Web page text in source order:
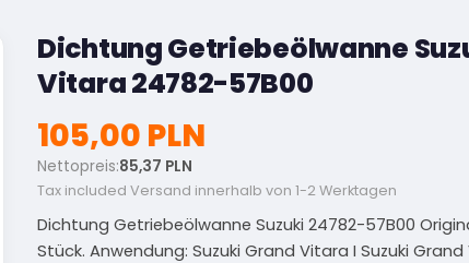
Dichtung Getriebeölwanne
Vitara 24782-57B00
105,00 PLN
Nettopreis:85,37 PLN
Tax included Versand innerhalb von 1-2 Werktagen
Dichtung Getriebeölwanne Suzuki 24782-57B00
Stück. Anwendung: Suzuki Grand Vitara I Suzuki